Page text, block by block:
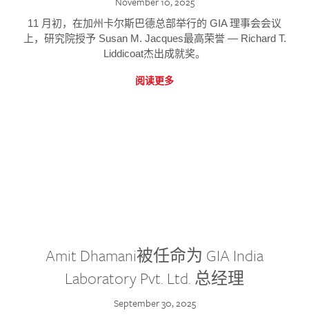
11 月初，在加州卡尔斯巴德总部举行的 GIA 理事会会议
上，研究院授予 Susan M. Jacques最高荣誉 — Richard T.
Liddicoat杰出成就奖。
阅读更多
Amit Dhamani被任命为 GIA India
Laboratory Pvt. Ltd. 总经理
September 30, 2025